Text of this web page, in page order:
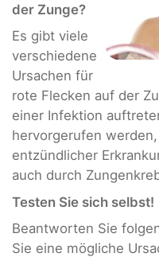
der Zunge?
Es gibt viele
verschiedene
Ursachen für
rote Flecken auf der
einer Infektion
hervorgerufen
entzündlicher
auch durch
Testen Sie sich selbst!
Beantworten Sie
Sie eine mögliche